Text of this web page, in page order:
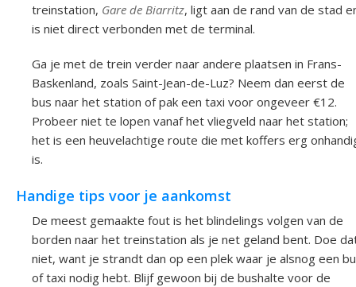
treinstation, Gare de Biarritz, ligt aan de rand van de stad
is niet direct verbonden met de terminal.
Ga je met de trein verder naar andere plaatsen in Frans-
Baskenland, zoals Saint-Jean-de-Luz? Neem dan eerst de
bus naar het station of pak een taxi voor ongeveer €12.
Probeer niet te lopen vanaf het vliegveld naar het station;
het is een heuvelachtige route die met koffers erg
is.
Handige tips voor je aankomst
De meest gemaakte fout is het blindelings volgen van de
borden naar het treinstation als je net geland bent. Doe
niet, want je strandt dan op een plek waar je alsnog een
of taxi nodig hebt. Blijf gewoon bij de bushalte voor de